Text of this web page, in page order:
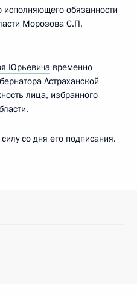
исполняющего обязанности
Морозова С.П.
Юрьевича временно
Астраханской
лица, избранного
со дня его подписания.